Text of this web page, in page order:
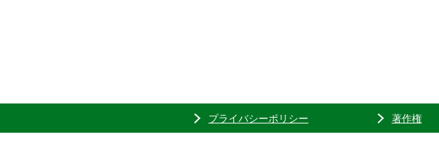
プライバシーポリシー 著作権